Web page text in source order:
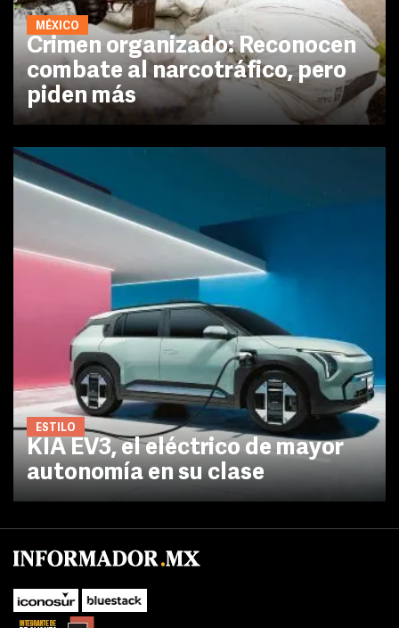
MÉXICO
Crimen organizado: Reconocen
combate al narcotráfico, pero
piden más
ESTILO
KIA EV3, el eléctrico de mayor
autonomía en su clase